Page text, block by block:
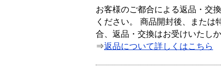
お客様のご都合による返品・交
ください。 商品開封後、または
合、返品・交換はお受けいたし
⇒返品について詳しくはこちら